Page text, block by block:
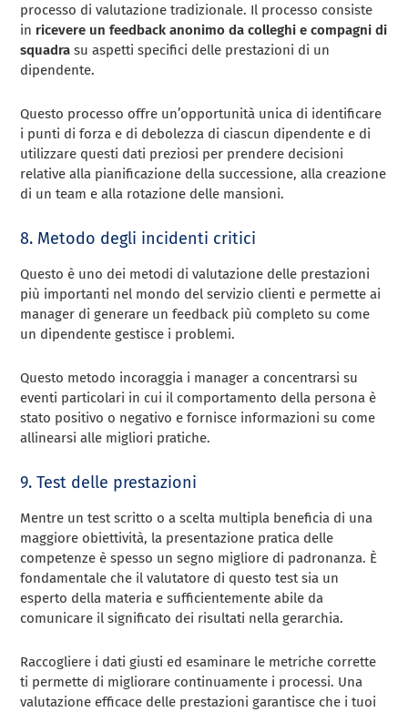
processo di valutazione tradizionale. Il processo consiste
in ricevere un feedback anonimo da colleghi e compagni di
squadra su aspetti specifici delle prestazioni di un
dipendente.
Questo processo offre un’opportunità unica di identificare
i punti di forza e di debolezza di ciascun dipendente e di
utilizzare questi dati preziosi per prendere decisioni
relative alla pianificazione della successione, alla creazione
di un team e alla rotazione delle mansioni.
8. Metodo degli incidenti critici
Questo è uno dei metodi di valutazione delle prestazioni
più importanti nel mondo del servizio clienti e permette ai
manager di generare un feedback più completo su come
un dipendente gestisce i problemi.
Questo metodo incoraggia i manager a concentrarsi su
eventi particolari in cui il comportamento della persona è
stato positivo o negativo e fornisce informazioni su come
allinearsi alle migliori pratiche.
9. Test delle prestazioni
Mentre un test scritto o a scelta multipla beneficia di una
maggiore obiettività, la presentazione pratica delle
competenze è spesso un segno migliore di padronanza. È
fondamentale che il valutatore di questo test sia un
esperto della materia e sufficientemente abile da
comunicare il significato dei risultati nella gerarchia.
Raccogliere i dati giusti ed esaminare le metriche corrette
ti permette di migliorare continuamente i processi. Una
valutazione efficace delle prestazioni garantisce che i tuoi